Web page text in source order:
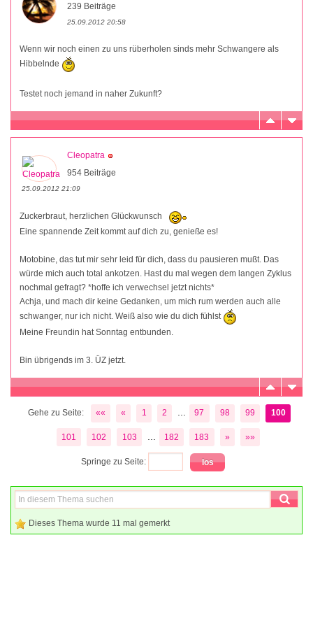
239 Beiträge
25.09.2012 20:58
Wenn wir noch einen zu uns rüberholen sinds mehr Schwangere als
Hibbelnde
Testet noch jemand in naher Zukunft?
Cleopatra
954 Beiträge
25.09.2012 21:09
Zuckerbraut, herzlichen Glückwunsch
Eine spannende Zeit kommt auf dich zu, genieße es!
Motobine, das tut mir sehr leid für dich, dass du pausieren mußt. Das
würde mich auch total ankotzen. Hast du mal wegen dem langen Zyklus
nochmal gefragt? *hoffe ich verwechsel jetzt nichts*
Achja, und mach dir keine Gedanken, um mich rum werden auch alle
schwanger, nur ich nicht. Weiß also wie du dich fühlst
Meine Freundin hat Sonntag entbunden.
Bin übrigends im 3. ÜZ jetzt.
Gehe zu Seite: «« « 1 2 97 98 99 100
101 102 103 182 183 » »»
Springe zu Seite:
Dieses Thema wurde 11 mal gemerkt